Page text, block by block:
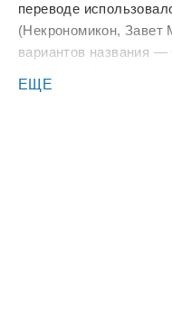
переводе
(Некрономикон, Завет
вариантов названия
перевод основной
ЕЩЕ